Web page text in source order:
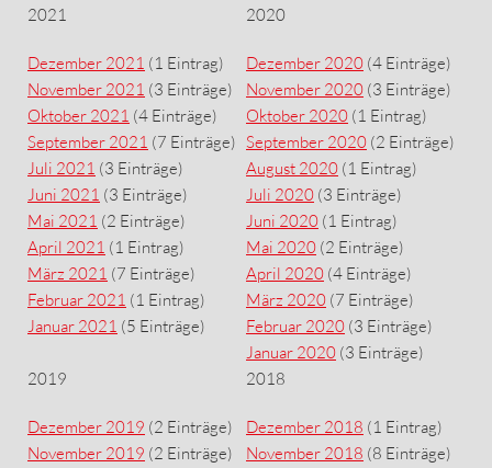
2021
Dezember 2021 (1 Eintrag)
November 2021 (3 Einträge)
Oktober 2021 (4 Einträge)
September 2021 (7 Einträge)
Juli 2021 (3 Einträge)
Juni 2021 (3 Einträge)
Mai 2021 (2 Einträge)
April 2021 (1 Eintrag)
März 2021 (7 Einträge)
Februar 2021 (1 Eintrag)
Januar 2021 (5 Einträge)
2020
Dezember 2020 (4 Einträge)
November 2020 (3 Einträge)
Oktober 2020 (1 Eintrag)
September 2020 (2 Einträge)
August 2020 (1 Eintrag)
Juli 2020 (3 Einträge)
Juni 2020 (1 Eintrag)
Mai 2020 (2 Einträge)
April 2020 (4 Einträge)
März 2020 (7 Einträge)
Februar 2020 (3 Einträge)
Januar 2020 (3 Einträge)
2019
Dezember 2019 (2 Einträge)
November 2019 (2 Einträge)
2018
Dezember 2018 (1 Eintrag)
November 2018 (8 Einträge)